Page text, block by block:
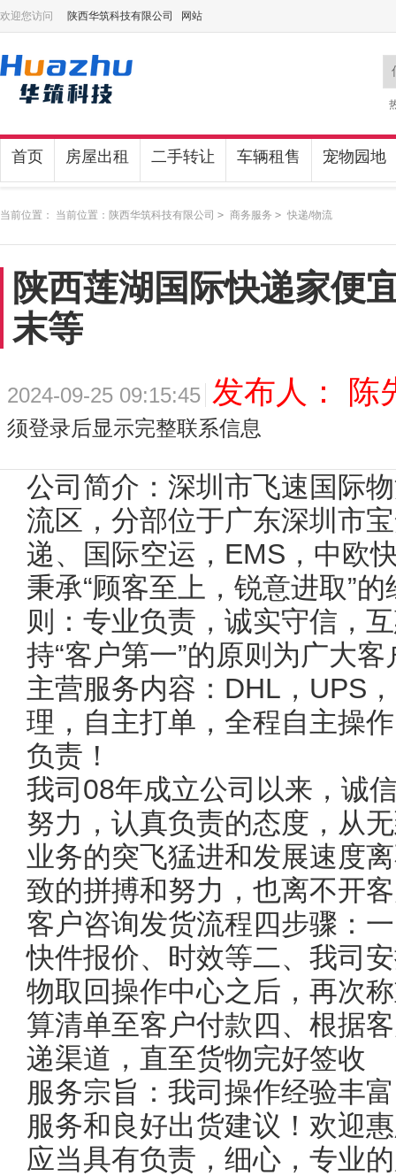
欢迎您访问 陕西华筑科技有限公司 网站
首页 房屋出租 二手转让 车辆租售 宠物园地
当前位置： 当前位置： 陕西华筑科技有限公司 > 商务服务 > 快递/物流
陕西莲湖国际快递家便
末等
2024-09-25 09:15:45 发布人： 陈
须登录后显示完整联系信息
公司简介：深圳市飞速国际
流区，分部位于广东深圳市
递、国际空运，EMS，中欧
秉承“顾客至上，锐意进取”
则：专业负责，诚实守信，
持“客户第一”的原则为广大
主营服务内容：DHL，UPS
理，自主打单，全程自主操
负责！
我司08年成立公司以来，诚
努力，认真负责的态度，从
业务的突飞猛进和发展速度
致的拼搏和努力，也离不开
客户咨询发货流程四步骤：
快件报价、时效等二、我司
物取回操作中心之后，再次
算清单至客户付款四、根据
递渠道，直至货物完好签收
服务宗旨：我司操作经验丰
服务和良好出货建议！欢迎
应当具有负责，细心，专业